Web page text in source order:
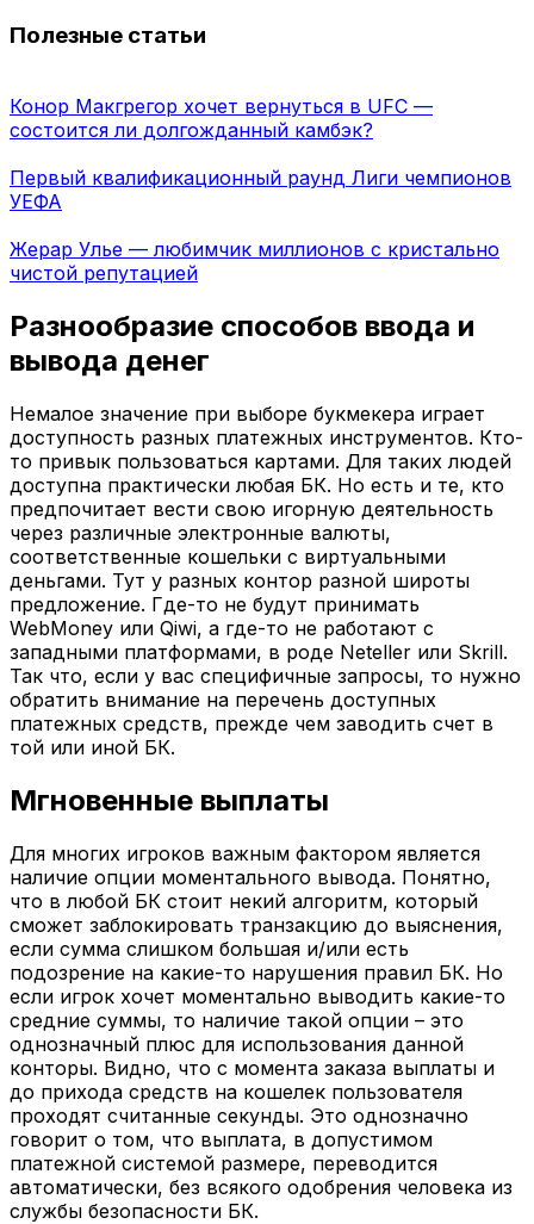
Полезные статьи
Конор Макгрегор хочет вернуться в UFC —
состоится ли долгожданный камбэк?
Первый квалификационный раунд Лиги чемпионов
УЕФА
Жерар Улье — любимчик миллионов с кристально
чистой репутацией
Разнообразие способов ввода и
вывода денег
Немалое значение при выборе букмекера играет
доступность разных платежных инструментов. Кто-
то привык пользоваться картами. Для таких людей
доступна практически любая БК. Но есть и те, кто
предпочитает вести свою игорную деятельность
через различные электронные валюты,
соответственные кошельки с виртуальными
деньгами. Тут у разных контор разной широты
предложение. Где-то не будут принимать
WebMoney или Qiwi, а где-то не работают с
западными платформами, в роде Neteller или Skrill.
Так что, если у вас специфичные запросы, то нужно
обратить внимание на перечень доступных
платежных средств, прежде чем заводить счет в
той или иной БК.
Мгновенные выплаты
Для многих игроков важным фактором является
наличие опции моментального вывода. Понятно,
что в любой БК стоит некий алгоритм, который
сможет заблокировать транзакцию до выяснения,
если сумма слишком большая и/или есть
подозрение на какие-то нарушения правил БК. Но
если игрок хочет моментально выводить какие-то
средние суммы, то наличие такой опции – это
однозначный плюс для использования данной
конторы. Видно, что с момента заказа выплаты и
до прихода средств на кошелек пользователя
проходят считанные секунды. Это однозначно
говорит о том, что выплата, в допустимом
платежной системой размере, переводится
автоматически, без всякого одобрения человека из
службы безопасности БК.